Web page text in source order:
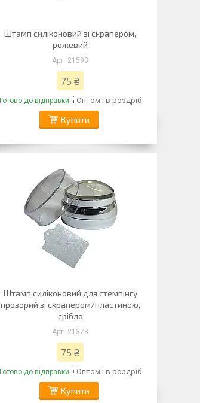
Штамп силіконовий зі скрапером,
рожевий
21593
75 ₴
Готово до відправки Оптом і в роздріб
Купити
Штамп силіконовий для стемпінгу
прозорий зі скрапером/пластиною,
срібло
21378
75 ₴
Готово до відправки Оптом і в роздріб
Купити